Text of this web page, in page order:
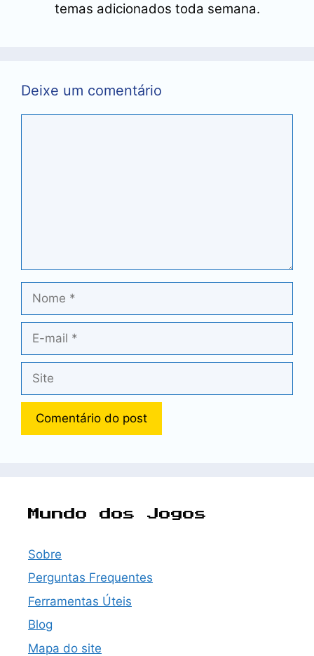
temas adicionados toda semana.
Deixe um comentário
mail
Mundo dos Jogos
Sobre
Perguntas Frequentes
Ferramentas Úteis
Blog
Mapa do site